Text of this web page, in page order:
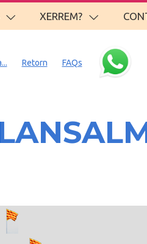
XERREM?
Retorn FAQs